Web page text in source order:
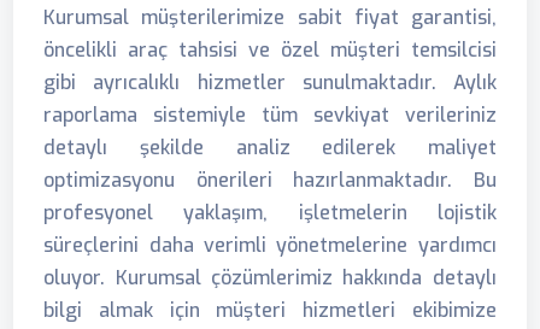
Kurumsal müşterilerimize sabit fiyat garantisi,
öncelikli araç tahsisi ve özel müşteri temsilcisi
gibi ayrıcalıklı hizmetler sunulmaktadır. Aylık
raporlama sistemiyle tüm sevkiyat verileriniz
detaylı şekilde analiz edilerek maliyet
optimizasyonu önerileri hazırlanmaktadır. Bu
profesyonel yaklaşım, işletmelerin lojistik
süreçlerini daha verimli yönetmelerine yardımcı
oluyor. Kurumsal çözümlerimiz hakkında detaylı
bilgi almak için müşteri hizmetleri ekibimize